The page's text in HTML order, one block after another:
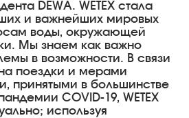
DEWA. WETEX стала
и важнейших мировых
воды, окружающей
Мы знаем как важно
в возможности. В связи
поездки и мерами
принятыми в большинстве
COVID-19, WETEX
используя